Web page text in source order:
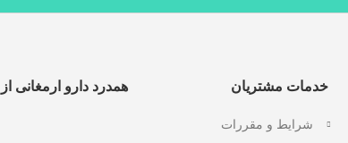
خدمات مشتریان
شرایط و مقررات
همدرد دارو ارمغانی